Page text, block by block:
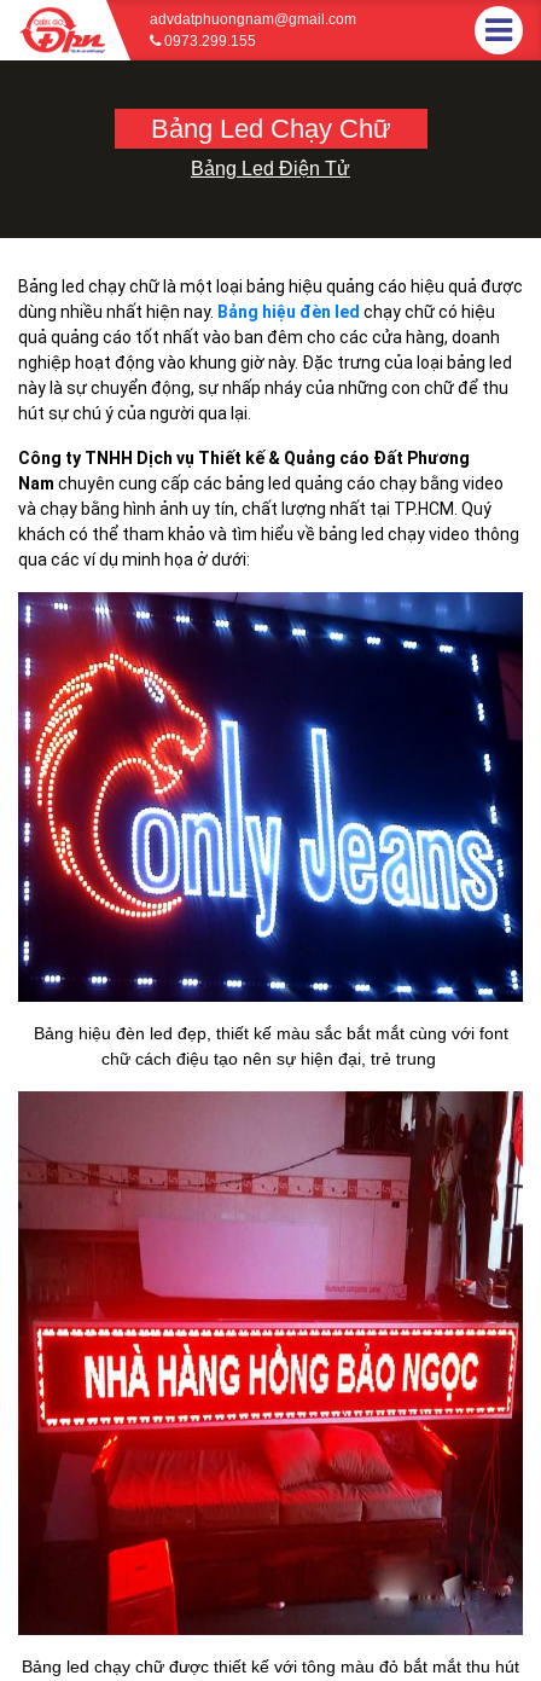
advdatphuongnam@gmail.com
0973.299.155
Bảng Led Chạy Chữ
Bảng Led Điện Tử
Bảng led chạy chữ là một loại bảng hiệu quảng cáo hiệu quả được
dùng nhiều nhất hiện nay. Bảng hiệu đèn led chạy chữ có hiệu
quả quảng cáo tốt nhất vào ban đêm cho các cửa hàng, doanh
nghiệp hoạt động vào khung giờ này. Đặc trưng của loại bảng led
này là sự chuyển động, sự nhấp nháy của những con chữ để thu
hút sự chú ý của người qua lại.
Công ty TNHH Dịch vụ Thiết kế & Quảng cáo Đất Phương
Nam chuyên cung cấp các bảng led quảng cáo chạy bằng video
và chạy bằng hình ảnh uy tín, chất lượng nhất tại TP.HCM. Quý
khách có thể tham khảo và tìm hiểu về bảng led chạy video thông
qua các ví dụ minh họa ở dưới:
Bảng hiệu đèn led đẹp, thiết kế màu sắc bắt mắt cùng với font
chữ cách điệu tạo nên sự hiện đại, trẻ trung
Bảng led chạy chữ được thiết kế với tông màu đỏ bắt mắt thu hút